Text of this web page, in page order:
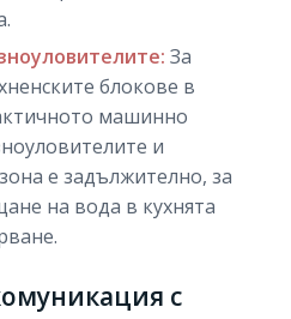
За
блокове в
машинно
и
е задължително, за
на вода в кухнята
с